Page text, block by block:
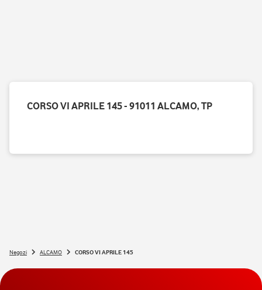
CORSO VI APRILE 145 - 91011 ALCAMO, TP
Negozi ALCAMO CORSO VI APRILE 145